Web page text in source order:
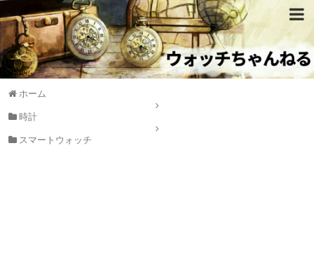
ホーム
時計
スマートウォッチ